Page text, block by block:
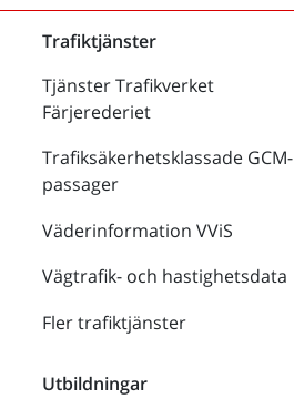
Trafiktjänster
Tjänster Trafikverket
Färjerederiet
Trafiksäkerhetsklassade GCM-
passager
Väderinformation VViS
Vägtrafik- och hastighetsdata
Fler trafiktjänster
Utbildningar